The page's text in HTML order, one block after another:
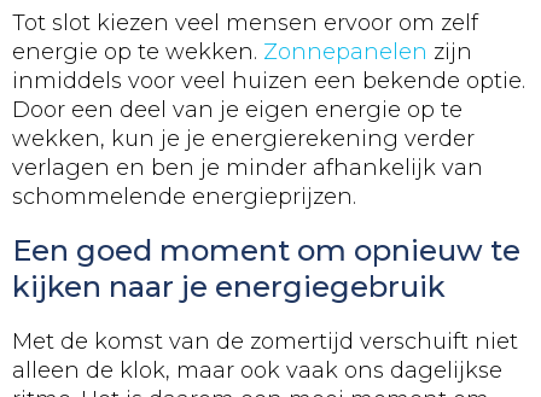
Tot slot kiezen veel mensen ervoor om zelf
energie op te wekken. Zonnepanelen zijn
inmiddels voor veel huizen een bekende optie.
Door een deel van je eigen energie op te
wekken, kun je je energierekening verder
verlagen en ben je minder afhankelijk van
schommelende energieprijzen.
Een goed moment om opnieuw te
kijken naar je energiegebruik
Met de komst van de zomertijd verschuift niet
alleen de klok, maar ook vaak ons dagelijkse